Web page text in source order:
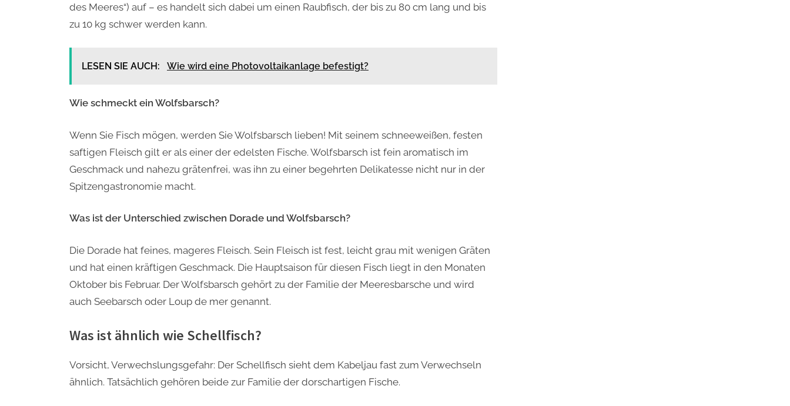
des Meeres“) auf – es handelt sich dabei um einen Raubfisch, der bis zu 80 cm lang und bis
zu 10 kg schwer werden kann.
LESEN SIE AUCH: Wie wird eine Photovoltaikanlage befestigt?
Wie schmeckt ein Wolfsbarsch?
Wenn Sie Fisch mögen, werden Sie Wolfsbarsch lieben! Mit seinem schneeweißen, festen
saftigen Fleisch gilt er als einer der edelsten Fische. Wolfsbarsch ist fein aromatisch im
Geschmack und nahezu grätenfrei, was ihn zu einer begehrten Delikatesse nicht nur in der
Spitzengastronomie macht.
Was ist der Unterschied zwischen Dorade und Wolfsbarsch?
Die Dorade hat feines, mageres Fleisch. Sein Fleisch ist fest, leicht grau mit wenigen Gräten
und hat einen kräftigen Geschmack. Die Hauptsaison für diesen Fisch liegt in den Monaten
Oktober bis Februar. Der Wolfsbarsch gehört zu der Familie der Meeresbarsche und wird
auch Seebarsch oder Loup de mer genannt.
Was ist ähnlich wie Schellfisch?
Vorsicht, Verwechslungsgefahr: Der Schellfisch sieht dem Kabeljau fast zum Verwechseln
ähnlich. Tatsächlich gehören beide zur Familie der dorschartigen Fische.